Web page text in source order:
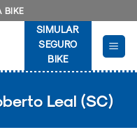
BIKE
SIMULAR
SEGURO
BIKE
Leal (SC)